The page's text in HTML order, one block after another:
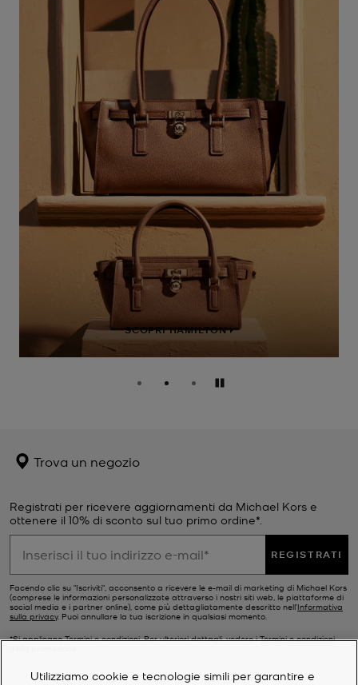
SCOPRI HAMILTON
Pausa
Trova un negozio
Registrati per ricevere aggiornamenti da Michael Kors e
ottenere il 10% di sconto sul tuo primo ordine*.
REGISTRATI
Facendo clic su "Iscriviti", acconsento a ricevere le e-mail di marketing di Michael Kors
(comprese le informazioni personalizzate attraverso i nostri siti web, le piattaforme di
social media e i partner online), come più dettagliatamente descritto nell’Informativa
sulla privacy. Puoi annullare la tua iscrizione in qualsiasi momento.
*Si applicano Termini e condizioni. Per ulteriori dettagli, vedere iTermini e condizioni
Utilizziamo cookie e tecnologie simili per garantire e